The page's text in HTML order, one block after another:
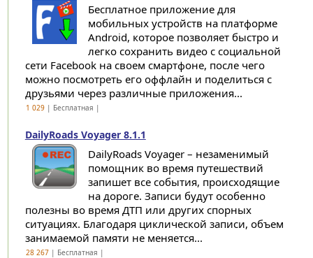
Бесплатное приложение для
мобильных устройств на платформе
Android, которое позволяет быстро и
легко сохранить видео с социальной
сети Facebook на своем смартфоне, после чего
можно посмотреть его оффлайн и поделиться с
друзьями через различные приложения...
1 029| Бесплатная |
DailyRoads Voyager 8.1.1
DailyRoads Voyager – незаменимый
помощник во время путешествий
запишет все события, происходящие
на дороге. Записи будут особенно
полезны во время ДТП или других спорных
ситуациях. Благодаря циклической записи, объем
занимаемой памяти не меняется...
28 267| Бесплатная |